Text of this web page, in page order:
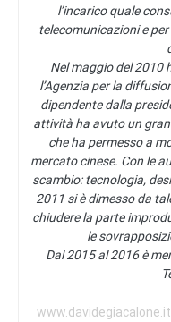
l’incarico quale
telecomunicazioni e
Nel maggio del 2010
l’Agenzia per la
dipendente dalla
attività ha avuto un
che ha permesso a
mercato cinese. Con le
scambio: tecnologia,
2011 si è dimesso da
chiudere la parte
le
Dal 2015 al 2016 è